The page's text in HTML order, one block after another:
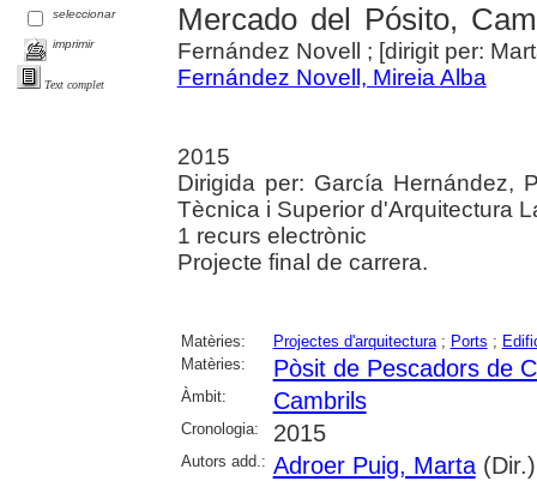
seleccionar
imprimir
Text complet
Mercado del Pósito,
Fernández Novell ; [dirigit per:
Fernández Novell, Mireia Alba
2015
Dirigida per: García Hernández,
Tècnica i Superior d'Arquitectura
1 recurs electrònic
Projecte final de carrera.
Matèries: Projectes d'arquitectura; Ports ;
Matèries:
Pòsit de Pescadors de
Àmbit: Cambrils
Cronologia: 2015
Autors add.: Adroer Puig, Marta(Dir.)